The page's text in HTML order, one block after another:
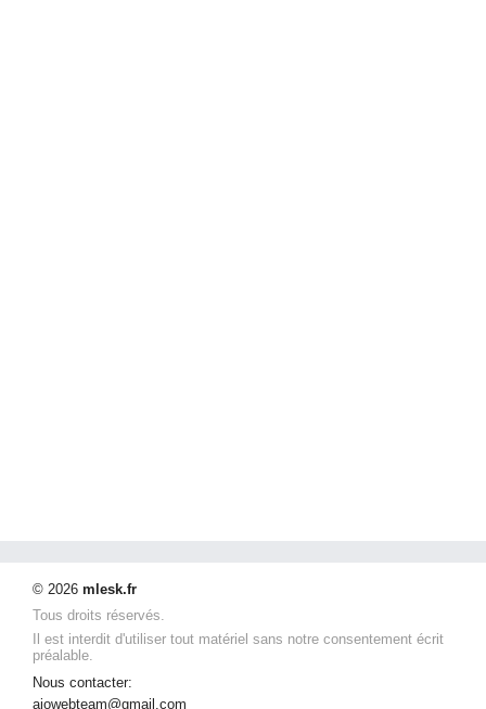
© 2026 mlesk.fr
Tous droits réservés.
Il est interdit d'utiliser tout matériel sans notre consentement écrit
préalable.
Nous contacter:
aiowebteam@gmail.com